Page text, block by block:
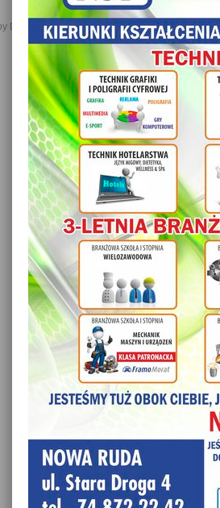
Daniel JabĹoĹski 2006-2021. All rights